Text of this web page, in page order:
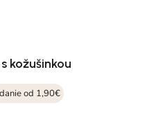
kožušinkou
od 1,90€